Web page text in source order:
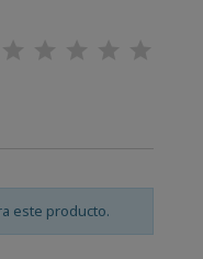
este producto.